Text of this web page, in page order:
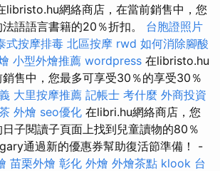
libristo.hu網絡商店，在當前銷售中，您
語語言書籍的20％折扣。 台胞證照片
式按摩排毒 北區按摩 rwd 如何消除腳酸
小型外燴推薦 wordpress 在libristo.hu
售中，您最多可享受30％的享受30％
大里按摩推薦 記帳士 考什麼 外商投資
外燴 seo優化 在libri.hu網絡商店，您
子閱讀子頁面上找到兒童讀物的80％
通過新的優惠券幫助復活節準備！ -
苗栗外燴 彰化 外燴 外燴茶點 klook 台